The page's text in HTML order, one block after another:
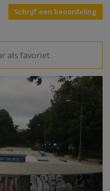
Schrijf een beoordeling
als favoriet